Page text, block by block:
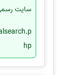
سایت
hp